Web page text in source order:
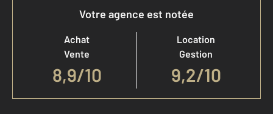
Votre agence est notée
Achat
Vente
8,9/10
Location
Gestion
9,2/10